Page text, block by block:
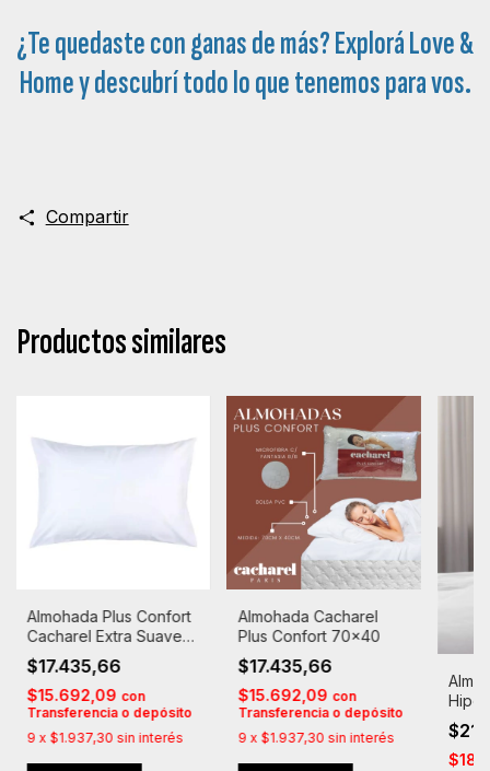
¿Te quedaste con ganas de más? ExploráLove &
Homey descubrí todo lo que tenemos para vos.
Compartir
Productos similares
Almohada Plus Confort
Cacharel Extra Suave
Tradicional 70x40
$17.435,66
$15.692,09 con
Transferencia o depósito
9 x $1.937,30 sin interés
Almohada Cacharel
Plus Confort 70x40
$17.435,66
$15.692,09 con
Transferencia o depósito
9 x $1.937,30 sin interés